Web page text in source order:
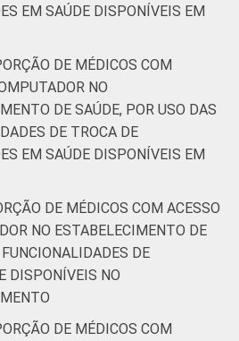
EM SAÚDE DISPONÍVEIS EM
DE MÉDICOS COM
NO
DE SAÚDE, POR USO DAS
DE TROCA DE
EM SAÚDE DISPONÍVEIS EM
DE MÉDICOS COM ACESSO
NO ESTABELECIMENTO DE
DE
DISPONÍVEIS NO
DE MÉDICOS COM